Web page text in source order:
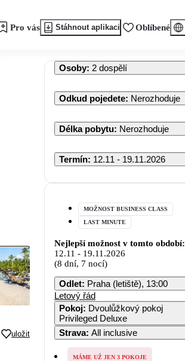
Pro vás Stáhnout aplikaci Oblíbené
uložit
Osoby: 2 dospělí
Odkud pojedete: Nerozhoduje
Délka pobytu: Nerozhoduje
Termín: 12.11 - 19.11.2026
MOŽNOST BUSINESS CLASS
LAST MINUTE
Nejlepší možnost v tomto období:
12.11 - 19.11.2026
(8 dní, 7 nocí)
Odlet: Praha (letiště), 13:00
Letový řád
Pokoj: Dvoulůžkový pokoj
Privileged Deluxe
Strava: All inclusive
MÁME UŽ JEN 3 POKOJE